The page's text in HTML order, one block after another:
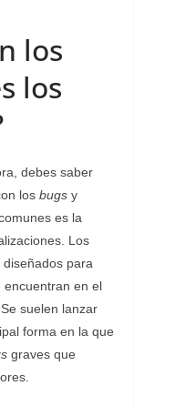
los
los
debes saber
los bugs y
es la
Los
para
en el
suelen lanzar
forma en la que
graves que